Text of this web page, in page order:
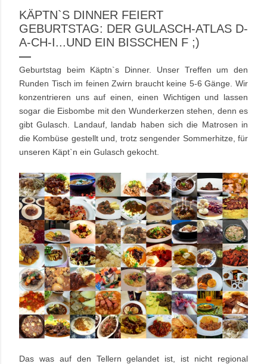
KÄPTN`S DINNER FEIERT
GEBURTSTAG: DER GULASCH-ATLAS D-
A-CH-I...UND EIN BISSCHEN F ;)
Geburtstag beim Käptn`s Dinner. Unser Treffen um den
Runden Tisch im feinen Zwirn braucht keine 5-6 Gänge. Wir
konzentrieren uns auf einen, einen Wichtigen und lassen
sogar die Eisbombe mit den Wunderkerzen stehen, denn es
gibt Gulasch. Landauf, landab haben sich die Matrosen in
die Kombüse gestellt und, trotz sengender Sommerhitze, für
unseren Käpt`n ein Gulasch gekocht.
Das was auf den Tellern gelandet ist, ist nicht regional